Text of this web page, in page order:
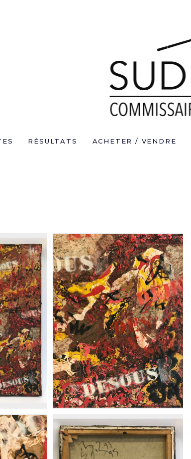
RÉSULTATS ACHETER / VENDRE